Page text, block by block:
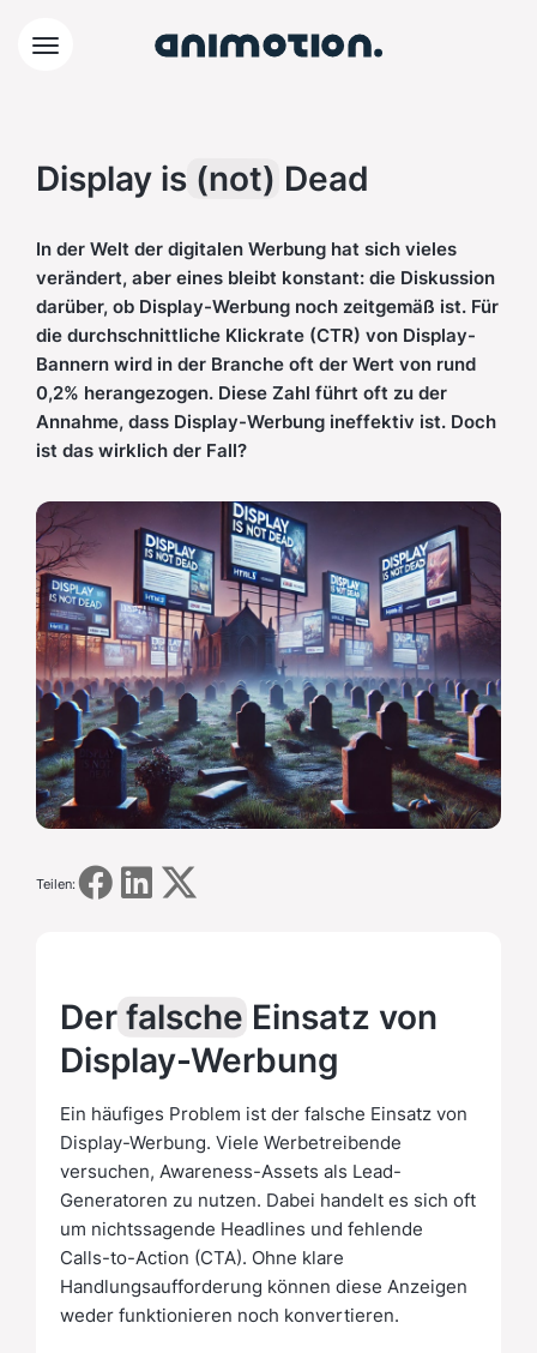
Display is (not) Dead
In der Welt der digitalen Werbung hat sich vieles
verändert, aber eines bleibt konstant: die Diskussion
darüber, ob Display-Werbung noch zeitgemäß ist. Für
die durchschnittliche Klickrate (CTR) von Display-
Bannern wird in der Branche oft der Wert von rund
0,2% herangezogen. Diese Zahl führt oft zu der
Annahme, dass Display-Werbung ineffektiv ist. Doch
ist das wirklich der Fall?
Teilen:
Derfalsche Einsatz von
Display-Werbung
Ein häufiges Problem ist der falsche Einsatz von
Display-Werbung. Viele Werbetreibende
versuchen, Awareness-Assets als Lead-
Generatoren zu nutzen. Dabei handelt es sich oft
um nichtssagende Headlines und fehlende
Calls-to-Action (CTA). Ohne klare
Handlungsaufforderung können diese Anzeigen
weder funktionieren noch konvertieren.